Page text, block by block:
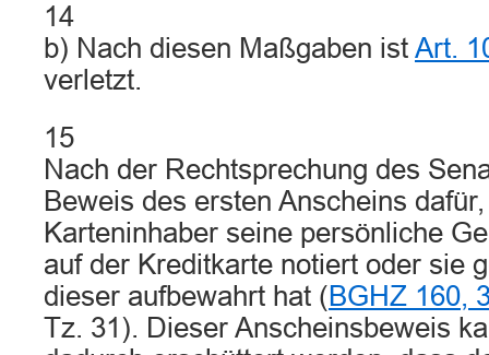
14
b) Nach diesen Maßgaben ist Art.
verletzt.
15
Nach der Rechtsprechung des
Beweis des ersten Anscheins
Karteninhaber seine persönliche
auf der Kreditkarte notiert oder sie
dieser aufbewahrt hat (BGHZ 160,
Tz. 31). Dieser Anscheinsbeweis